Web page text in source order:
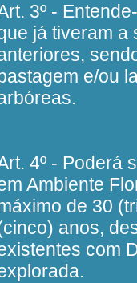
3º -
já tiveram a
e/ou
4º - Poderá
Ambiente
de 30
anos,
com